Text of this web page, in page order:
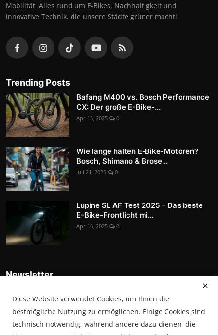
Mobilität. Alles rund um E-Bikes, Nachhaltigkeit und
innovative Technik, die unsere Städte grüner macht!
Trending Posts
Bafang M400 vs. Bosch Performance
CX: Der große E-Bike-...
Apr 15, 2025 0
Wie lange halten E‑Bike-Motoren?
Bosch, Shimano & Brose...
Juli 21, 2025 0
Lupine SL AF Test 2025 – Das beste
E-Bike-Frontlicht mi...
Apr 16, 2025 0
Newsletter
neuesten Nachrichten, Updates und Sonderangebote direkt in
Ihrem Posteingang zu erhalten
Diese Website verwendet Cookies, um Ihnen die
bestmögliche Nutzung zu ermöglichen. Einige Cookies sind
technisch notwendig, während andere dazu dienen, die